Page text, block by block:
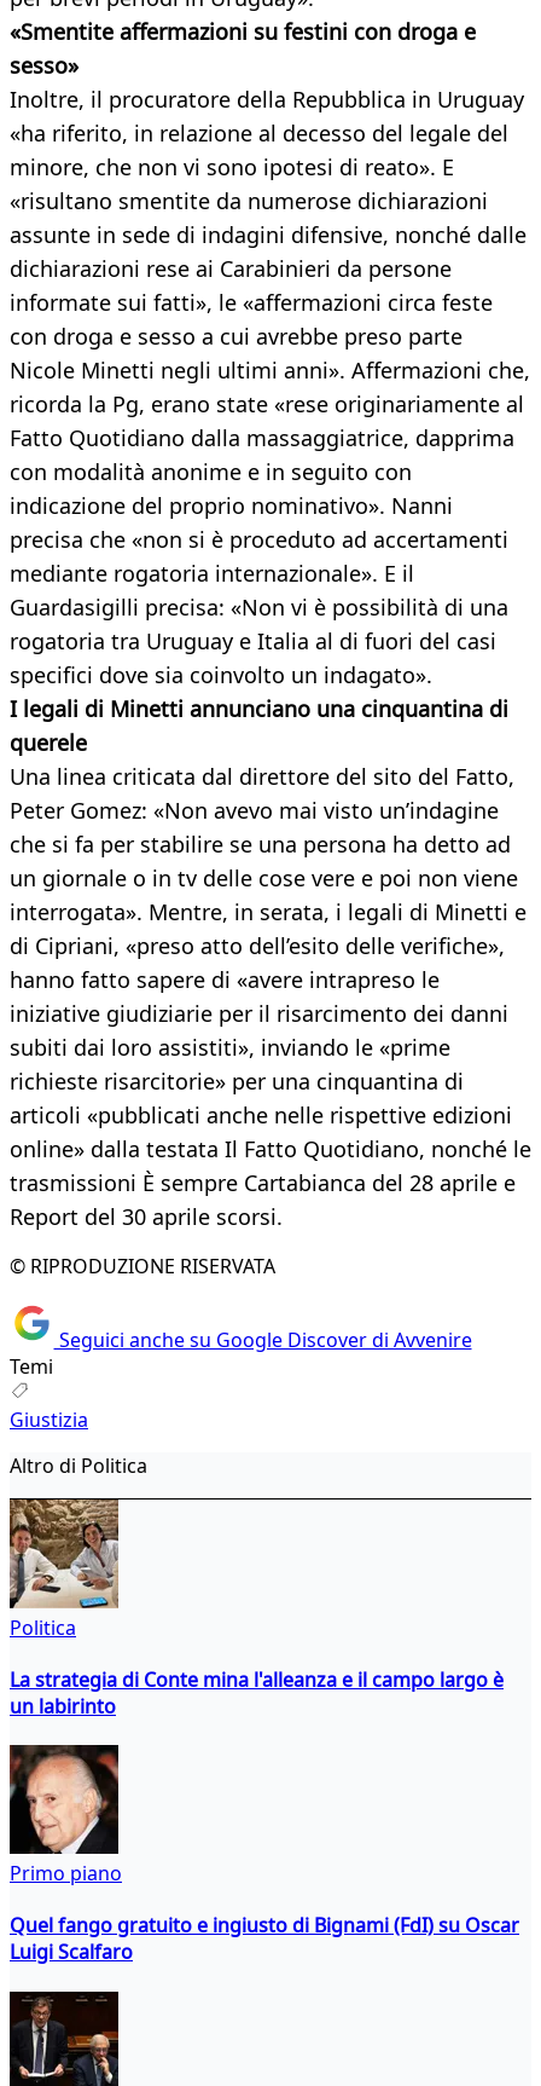
«Smentite affermazioni su festini con droga e
sesso»
Inoltre, il procuratore della Repubblica in Uruguay
«ha riferito, in relazione al decesso del legale del
minore, che non vi sono ipotesi di reato». E
«risultano smentite da numerose dichiarazioni
assunte in sede di indagini difensive, nonché dalle
dichiarazioni rese ai Carabinieri da persone
informate sui fatti», le «affermazioni circa feste
con droga e sesso a cui avrebbe preso parte
Nicole Minetti negli ultimi anni». Affermazioni che,
ricorda la Pg, erano state «rese originariamente al
Fatto Quotidiano dalla massaggiatrice, dapprima
con modalità anonime e in seguito con
indicazione del proprio nominativo». Nanni
precisa che «non si è proceduto ad accertamenti
mediante rogatoria internazionale». E il
Guardasigilli precisa: «Non vi è possibilità di una
rogatoria tra Uruguay e Italia al di fuori del casi
specifici dove sia coinvolto un indagato».
I legali di Minetti annunciano una cinquantina di
querele
Una linea criticata dal direttore del sito del Fatto,
Peter Gomez: «Non avevo mai visto un’indagine
che si fa per stabilire se una persona ha detto ad
un giornale o in tv delle cose vere e poi non viene
interrogata». Mentre, in serata, i legali di Minetti e
di Cipriani, «preso atto dell’esito delle verifiche»,
hanno fatto sapere di «avere intrapreso le
iniziative giudiziarie per il risarcimento dei danni
subiti dai loro assistiti», inviando le «prime
richieste risarcitorie» per una cinquantina di
articoli «pubblicati anche nelle rispettive edizioni
online» dalla testata Il Fatto Quotidiano, nonché le
trasmissioni È sempre Cartabianca del 28 aprile e
Report del 30 aprile scorsi.
© RIPRODUZIONE RISERVATA
Seguici anche su Google Discover di Avvenire
Temi
Giustizia
Altro di Politica
Politica
La strategia di Conte mina l'alleanza e il campo largo è
un labirinto
Primo piano
Quel fango gratuito e ingiusto di Bignami (FdI) su Oscar
Luigi Scalfaro